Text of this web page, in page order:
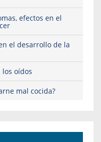
efectos en el
el desarrollo de la
oídos
mal cocida?